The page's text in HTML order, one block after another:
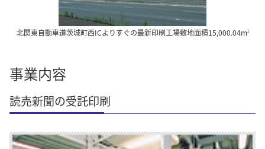
北関東自動車道茨城町西ICよりすぐの最新印刷工場敷地面積15,000.04m2
事業内容
読売新聞の受託印刷